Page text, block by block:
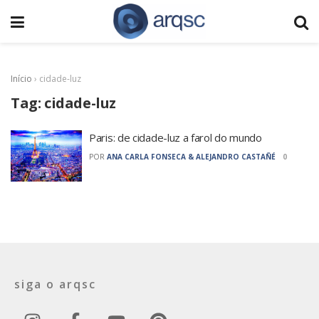
Início › cidade-luz
Tag: cidade-luz
Paris: de cidade-luz a farol do mundo
POR ANA CARLA FONSECA & ALEJANDRO CASTAÑÉ 0
siga o arqsc